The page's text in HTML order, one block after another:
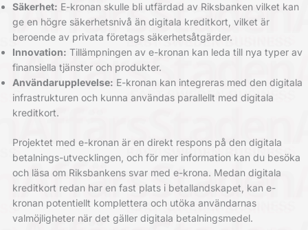
Säkerhet: E-kronan skulle bli utfärdad av Riksbanken vilket kan
ge en högre säkerhetsnivå än digitala kreditkort, vilket är
beroende av privata företags säkerhetsåtgärder.
Innovation: Tillämpningen av e-kronan kan leda till nya typer av
finansiella tjänster och produkter.
Användarupplevelse: E-kronan kan integreras med den digitala
infrastrukturen och kunna användas parallellt med digitala
kreditkort.
Projektet med e-kronan är en direkt respons på den digitala
betalnings-utvecklingen, och för mer information kan du besöka
och läsa om Riksbankens svar med e-krona. Medan digitala
kreditkort redan har en fast plats i betallandskapet, kan e-
kronan potentiellt komplettera och utöka användarnas
valmöjligheter när det gäller digitala betalningsmedel.